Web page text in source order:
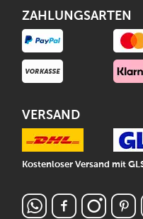
ZAHLUNGSARTEN
VERSAND
Kostenloser Versand mit